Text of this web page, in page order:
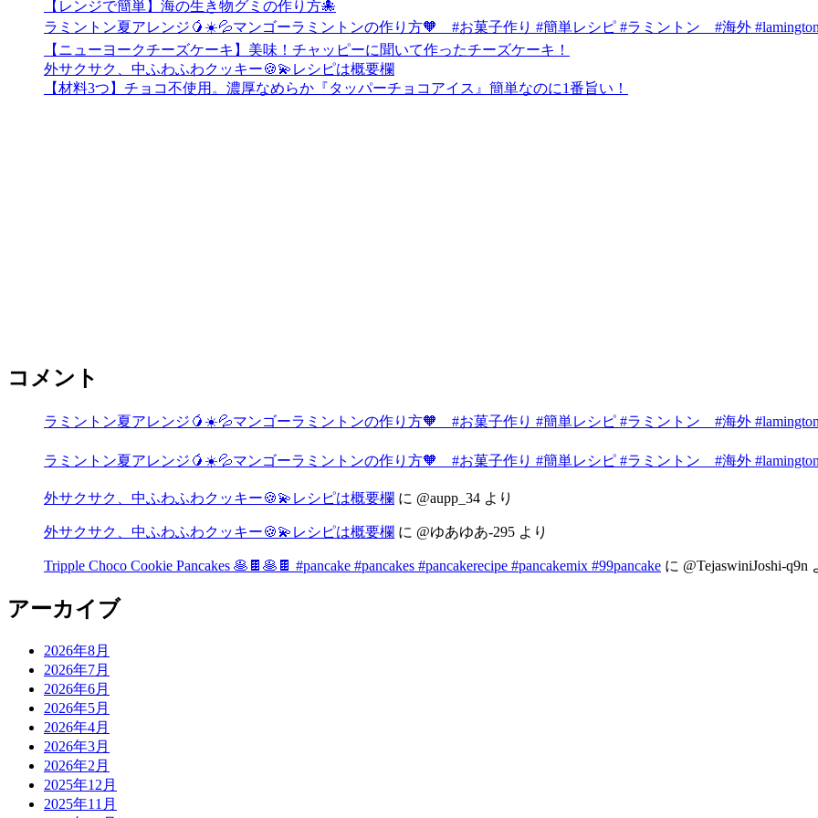
【レンジで簡単】海の生き物グミの作り方🐙
ラミントン夏アレンジ🥭☀️💦マンゴーラミントンの作り方🧡 #お菓子作り #簡単レシピ #ラミントン #海外
【ニューヨークチーズケーキ】美味！チャッピーに聞いて作ったチーズケーキ！
外サクサク、中ふわふわクッキー🍪💫レシピは概要欄
【材料3つ】チョコ不使用。濃厚なめらか『タッパーチョコアイス』簡単なのに1番旨い！
コメント
ラミントン夏アレンジ🥭☀️💦マンゴーラミントンの作り方🧡 #お菓子作り #簡単レシピ #ラミントン #海外
ラミントン夏アレンジ🥭☀️💦マンゴーラミントンの作り方🧡 #お菓子作り #簡単レシピ #ラミントン #海外
外サクサク、中ふわふわクッキー🍪💫レシピは概要欄 に @aupp_34 より
外サクサク、中ふわふわクッキー🍪💫レシピは概要欄 に @ゆあゆあ-295 より
Tripple Choco Cookie Pancakes 🥞🍫🥞🍫 #pancake #pancakes #pancakerecipe #pancakemix #99pancake に @TejaswiniJoshi-q9n
アーカイブ
2026年8月
2026年7月
2026年6月
2026年5月
2026年4月
2026年3月
2026年2月
2025年12月
2025年11月